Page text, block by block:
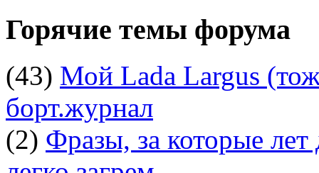
Горячие темы форума
(43) Мой Lada Largus
борт.журнал
(2) Фразы, за которые